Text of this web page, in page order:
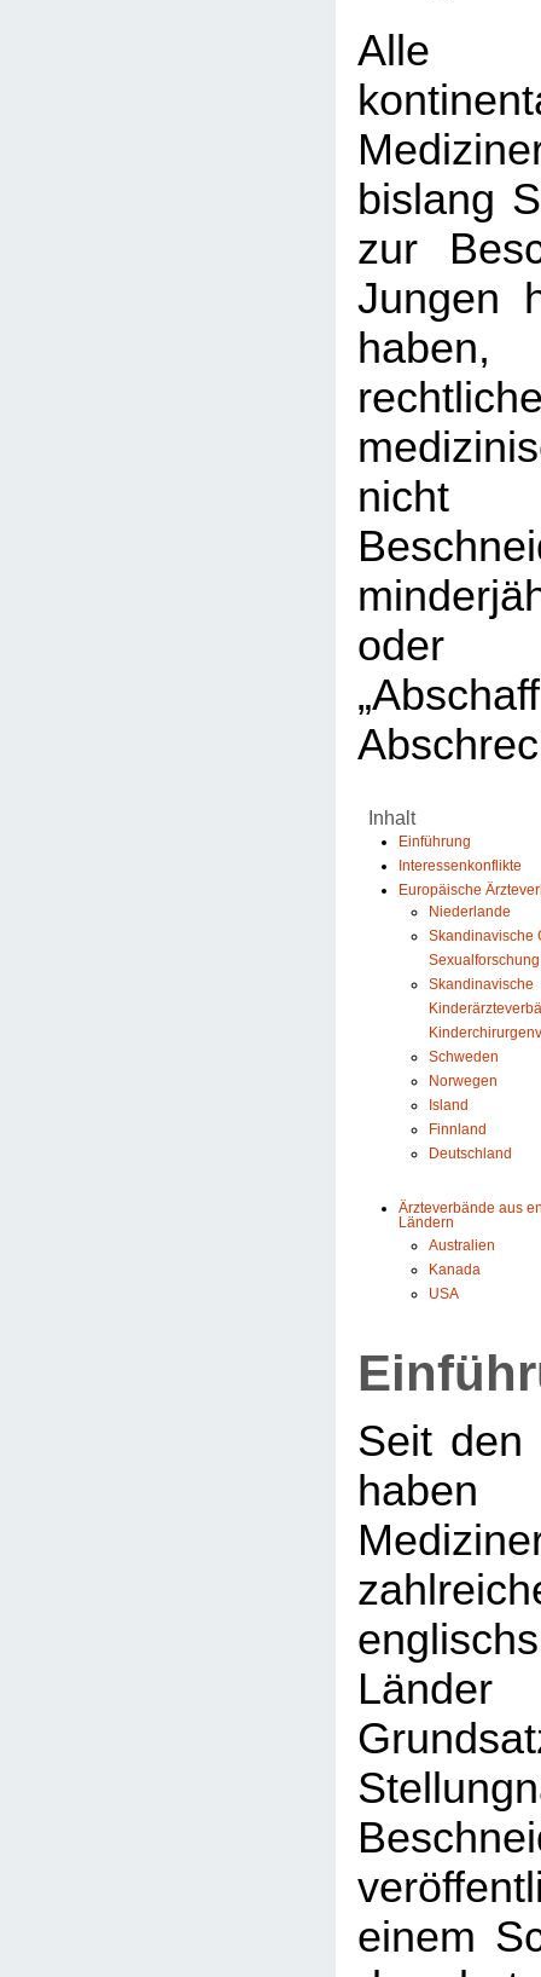
Alle
bislang
zur
Jungen
nicht
Inhalt
Einführung
Interessenkonflikte
Europäische
Niederlande
Skandinavische
Sexualforschung
Skandinavische
Schweden
Norwegen
Island
Finnland
Deutschland
Ärzteverbände aus
Ländern
Australien
Kanada
USA
Seit den
haben
Länder
einem